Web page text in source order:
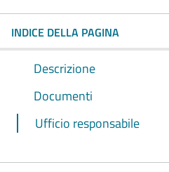
INDICE DELLA PAGINA
Descrizione
Documenti
Ufficio responsabile